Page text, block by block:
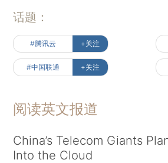
话题：
#腾讯云 +关注
#中国联通 +关注
阅读英文报道
China’s Telecom Giants
Into the Cloud